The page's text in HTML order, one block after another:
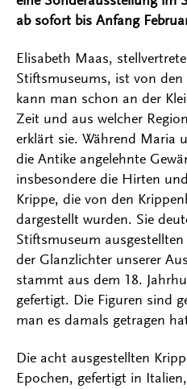
ab sofort bis Anfang
Elisabeth Maas,
Stiftsmuseums, ist von
kann man schon an der
Zeit und aus welcher
erklärt sie. Während Maria
die Antike angelehnte
insbesondere die Hirten
Krippe, die von den
dargestellt wurden. Sie
Stiftsmuseum
der Glanzlichter unserer
stammt aus dem 18.
gefertigt. Die Figuren sind
man es damals getragen
Die acht ausgestellten
Epochen, gefertigt in